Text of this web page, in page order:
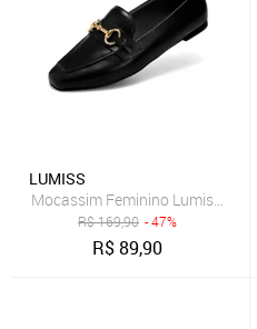
LUMISS
Mocassim Feminino Lumiss
R$169,90 - 47%
R$89,90